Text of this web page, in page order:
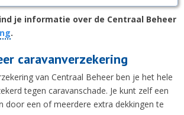
je informatie over de Centraal Beheer
.
caravanverzekering
van Centraal Beheer ben je het hele
tegen caravanschade. Je kunt zelf een
door een of meerdere extra dekkingen te